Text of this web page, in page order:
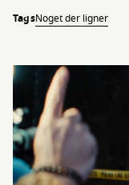
TagsNoget der ligner